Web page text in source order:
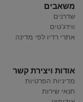
משאבים
שדרנים
ווידג'טים
אתרי רדיו לפי מדינה
אודות ויצירת קשר
מדיניות הפרטיות
תנאי שירות